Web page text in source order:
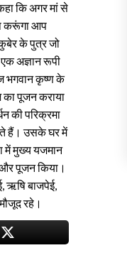
कि अगर मां से
करूंगा आप
के पुत्र जो
अज्ञान रूपी
भगवान कृष्ण के
का पूजन कराया
की परिक्रमा
हैं। उसके घर में
में मुख्य यजमान
और पूजन किया।
ऋषि बाजपेई,
रहे।